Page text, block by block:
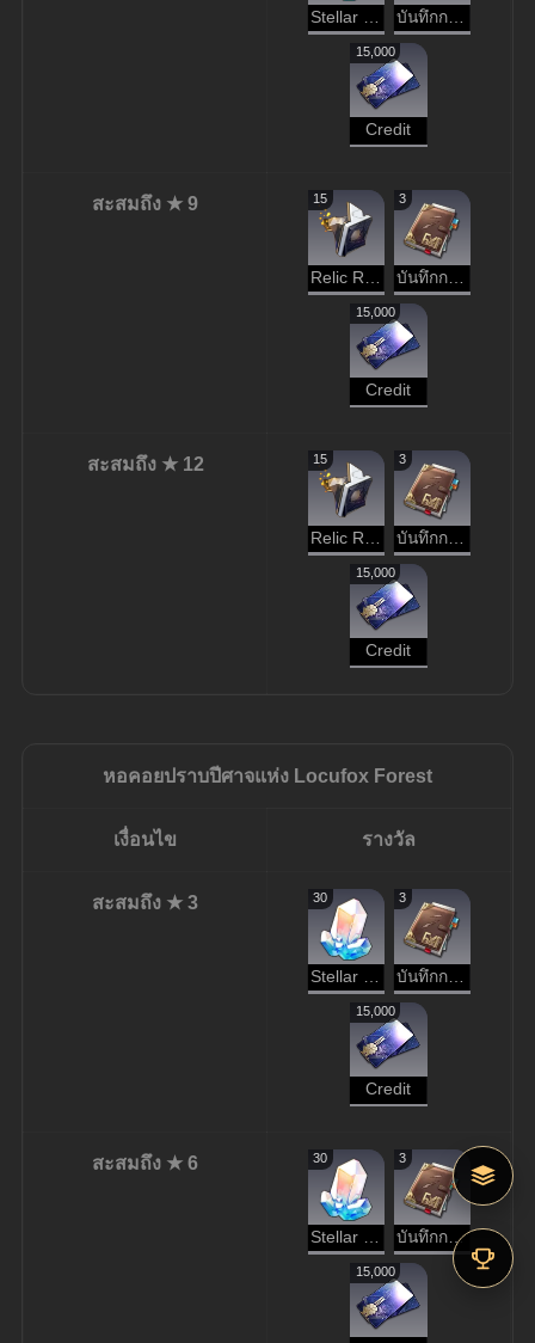
Stellar Jade บันทึกการผจญภัย
15,000
Credit
สะสมถึง ★ 9 15
Relic Remains
3
บันทึกการผจญภัย
15,000
Credit
สะสมถึง ★ 12 15
Relic Remains
3
บันทึกการผจญภัย
15,000
Credit
หอคอยปราบปีศาจแห่ง Locufox Forest
เงื่อนไข รางวัล
สะสมถึง ★ 3 30
Stellar Jade
3
บันทึกการผจญภัย
15,000
Credit
สะสมถึง ★ 6 30
Stellar Jade
3
บันทึกการผจญภัย
15,000